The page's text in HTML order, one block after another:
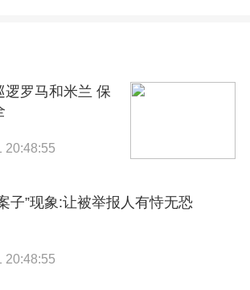
逻罗马和米兰 保
20:48:55
子”现象:让被举报人有恃无恐
20:48:55